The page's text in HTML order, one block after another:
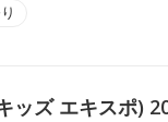
ッズ エキスポ)